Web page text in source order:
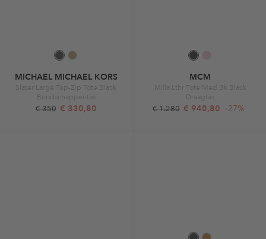
MICHAEL MICHAEL KORS
Slater Large Top-Zip Tote Black
Boodschappentas
€ 350 € 330,80
MCM
Milla Lthr Tote Med Bk Black
Draagtas
€ 1.280 € 940,80 -27%